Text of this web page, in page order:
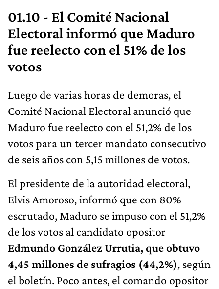
01.10 - El Comité Nacional
Electoral informó que Maduro
fue reelecto con el 51% de los
votos
Luego de varias horas de demoras, el
Comité Nacional Electoral anunció que
Maduro fue reelecto con el 51,2% de los
votos para un tercer mandato consecutivo
de seis años con 5,15 millones de votos.
El presidente de la autoridad electoral,
Elvis Amoroso, informó que con 80%
escrutado, Maduro se impuso con el 51,2%
de los votos al candidato opositor
Edmundo González Urrutia, que obtuvo
4,45 millones de sufragios (44,2%), según
el boletín. Poco antes, el comando opositor